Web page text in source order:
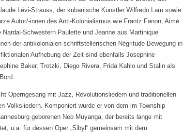
Lévi-Strauss, der kubanische Künstler Wilfredo Lam sowie
Autor/-innen des Anti-Kolonialismus wie Frantz Fanon, Aimé
Nardal-Schwestern Paulette und Jeanne aus Martinique
der antikolonialen schriftstellerischen Négritude-Bewegung in
Aufhebung der Zeit sind ebenfalls Josephine
Baker, Trotzki, Diego Rivera, Frida Kahlo und Stalin als
Operngesang mit Jazz, Revolutionsliedern und traditionellen
Volksliedern. Komponiert wurde er von dem im Township
geborenen Neo Muyanga, der bereits lange mit
u.a. für dessen Oper „Sibyl“ gemeinsam mit dem